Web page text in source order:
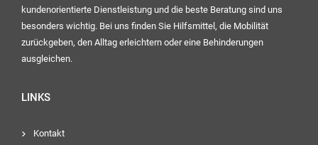
kundenorientierte Dienstleistung und die beste Beratung sind uns
besonders wichtig. Bei uns finden Sie Hilfsmittel, die Mobilität
zurückgeben, den Alltag erleichtern oder eine Behinderungen
ausgleichen.
LINKS
Kontakt